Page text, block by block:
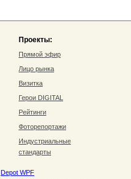
Проекты:
Прямой эфир
Лицо рынка
Визитка
Герои DIGITAL
Рейтинги
Фоторепортажи
Индустриальные
стандарты
Depot WPF